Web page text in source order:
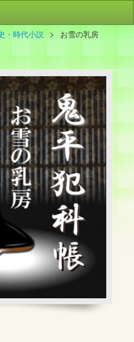
案内
検索
・時代小説 お雪の乳房